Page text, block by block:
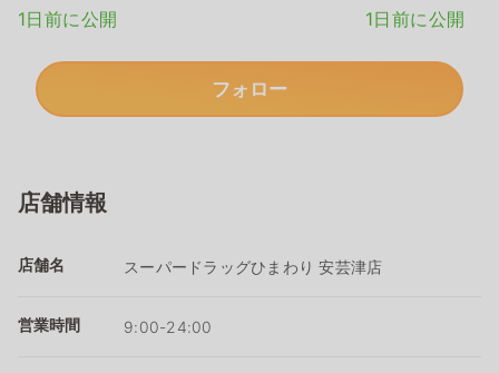
1日前に公開
1日前に公開
フォロー
店舗情報
店舗名 スーパードラッグひまわり 安芸津店
営業時間 9:00-24:00